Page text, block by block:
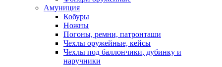
Амуниция
Кобуры
Ножны
Погоны, ремни, патронташи
Чехлы оружейные, кейсы
Чехлы под баллончики, дубинку и
наручники